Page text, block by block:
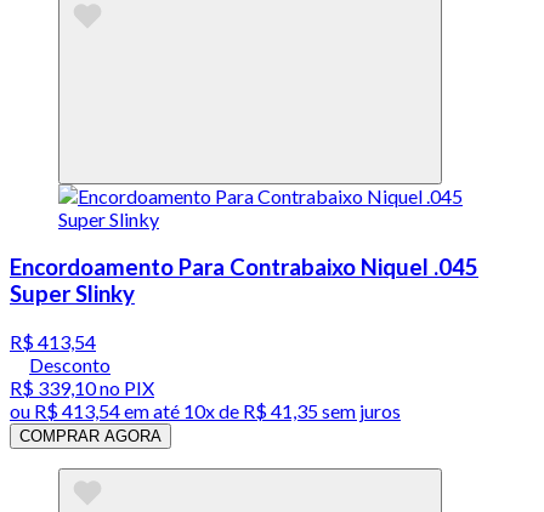
Encordoamento Para Contrabaixo Niquel .045
Super Slinky
R$ 413,54
Desconto
R$ 339,10no PIX
ou R$ 413,54em até 10x de R$ 41,35 sem juros
COMPRAR AGORA